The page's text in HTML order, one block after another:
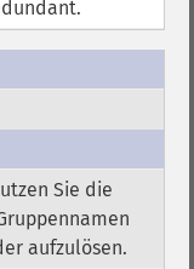
Sie die
aufzulösen.